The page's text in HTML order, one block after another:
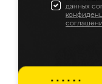
данных